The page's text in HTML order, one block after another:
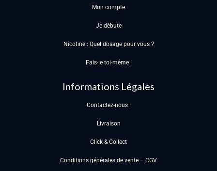
Mon compte
Je débute
Nicotine : Quel dosage pour vous ?
Fais-le toi-même !
Informations Légales
Contactez-nous !
Livraison
Click & Collect
Conditions générales de vente – CGV